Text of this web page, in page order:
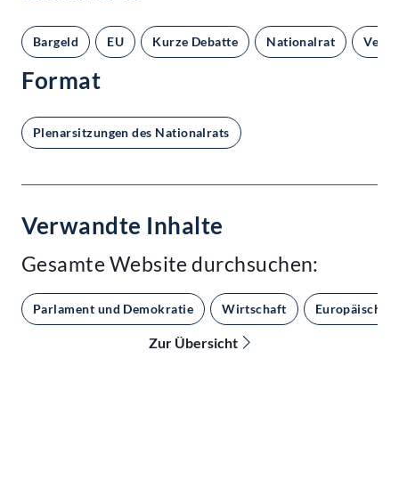
Bargeld EU Kurze Debatte Nationalrat
Format
Plenarsitzungen des Nationalrats
Verwandte Inhalte
Gesamte Website durchsuchen:
Parlament und Demokratie Wirtschaft Europäische
Zur Übersicht